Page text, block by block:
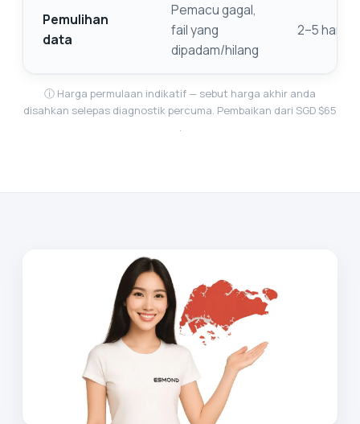
Pemulihan
data
Pemacu gagal,
fail yang
dipadam/hilang
2–5 hari
ⓘ Harga permulaan indikatif — sebut harga akhir anda
disahkan selepas diagnostik percuma. Pembaikan dari SGD $65
.